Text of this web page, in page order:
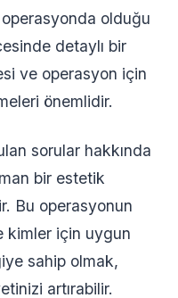
olduğu
detaylı bir
ve operasyon için
önemlidir.
sorular hakkında
bir estetik
Bu operasyonun
kimler için uygun
sahip olmak,
artırabilir.